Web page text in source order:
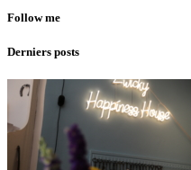
Follow me
Derniers posts